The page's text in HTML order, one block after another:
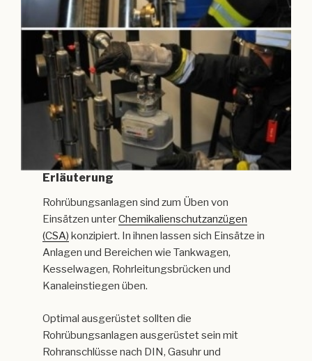
Erläuterung
Rohrübungsanlagen sind zum Üben von
Einsätzen unterChemikalienschutzanzügen
(CSA) konzipiert. In ihnen lassen sich Einsätze in
Anlagen und Bereichen wie Tankwagen,
Kesselwagen, Rohrleitungsbrücken und
Kanaleinstiegen üben.
Optimal ausgerüstet sollten die
Rohrübungsanlagen ausgerüstet sein mit
Rohranschlüsse nach DIN, Gasuhr und